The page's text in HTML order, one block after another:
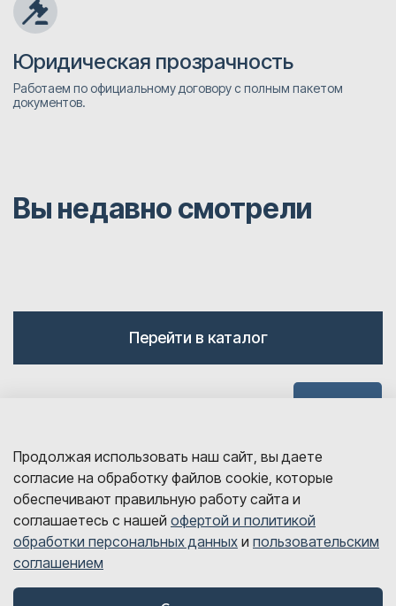
Юридическая прозрачность
Работаем по официальному договору с полным пакетом
документов.
Вы недавно смотрели
Перейти в каталог
sales@detalink.ru
8 800 700-06-67
Продолжая использовать наш сайт, вы даете
согласие на обработку файлов cookie, которые
обеспечивают правильную работу сайта и
соглашаетесь с нашей офертой и политикой
обработки персональных данных и пользовательским
соглашением